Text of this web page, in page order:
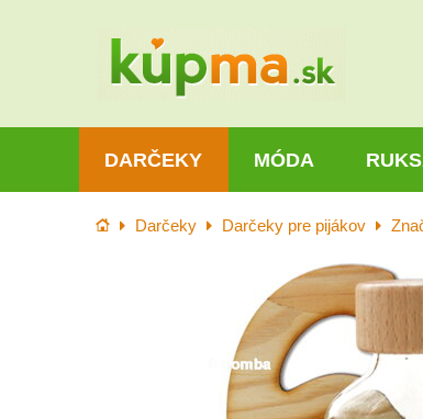
DARČEKY MÓDA
Úvod Darčeky Darčeky pre pijákov